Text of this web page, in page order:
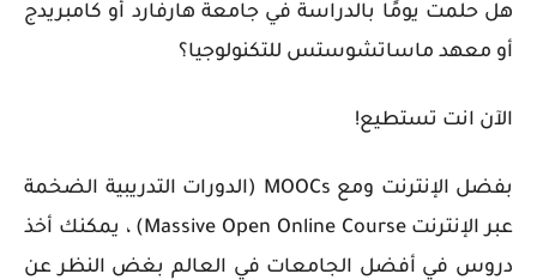
هل حلمت يومًا بالدراسة في جامعة هارفارد أو كامبريدج
أو معهد ماساتشوستس للتكنولوجيا؟
الآن انت تستطيع!
بفضل الإنترنت ومع MOOCs (الدورات التدريبية الضخمة
عبر الإنترنتMassive Open Online Course) ، يمكنك أخذ
دروس في أفضل الجامعات في العالم بغض النظر عن